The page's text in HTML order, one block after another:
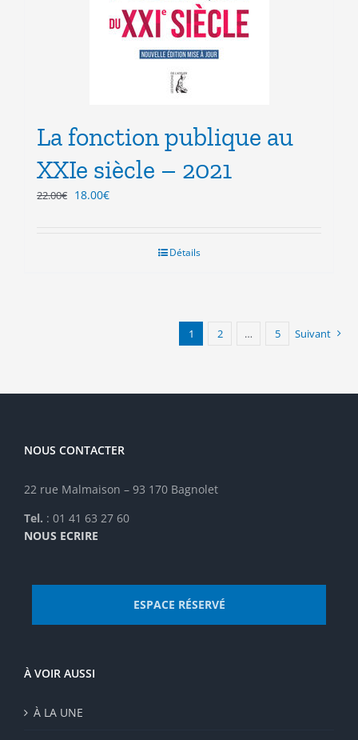
La fonction publique au
XXIe siècle – 2021
22.00€ Le
18.00€Le
Détails
1 2 … 5 Suivant
NOUS CONTACTER
22 rue Malmaison – 93 170 Bagnolet
Tel. : 01 41 63 27 60
NOUS ECRIRE
ESPACE RÉSERVÉ
À VOIR AUSSI
À LA UNE